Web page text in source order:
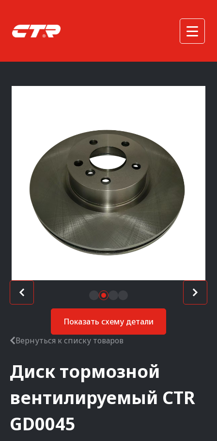
Показать схему детали
Вернуться к списку товаров
Диск тормозной
вентилируемый CTR
GD0045